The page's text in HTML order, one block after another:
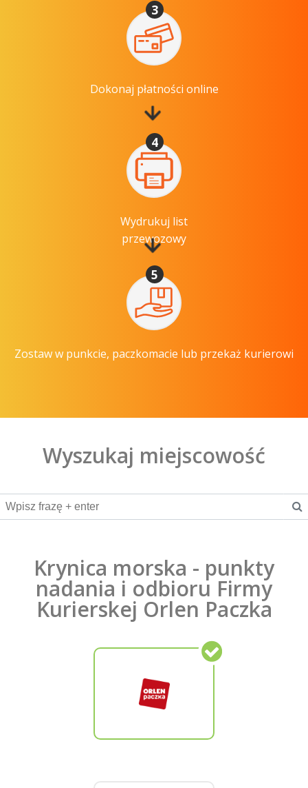
3
Dokonaj płatności online
4
Wydrukuj list
przewozowy
5
Zostaw w punkcie, paczkomacie lub przekaż kurierowi
Wyszukaj miejscowość
Krynica morska - punkty
nadania i odbioru Firmy
Kurierskej Orlen Paczka